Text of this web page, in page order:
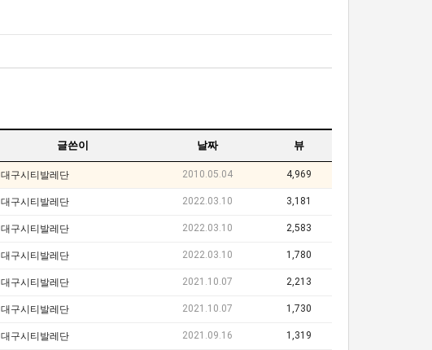
글쓴이 날짜 뷰
대구시티발레단 2010.05.04 4,969
대구시티발레단 2022.03.10 3,181
대구시티발레단 2022.03.10 2,583
대구시티발레단 2022.03.10 1,780
대구시티발레단 2021.10.07 2,213
대구시티발레단 2021.10.07 1,730
대구시티발레단 2021.09.16 1,319